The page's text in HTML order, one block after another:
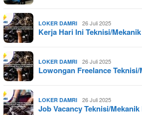
LOKER DAMRI 26 Juli 2025
Kerja Hari Ini Teknisi/
LOKER DAMRI 26 Juli 2025
Lowongan Freelance
LOKER DAMRI 26 Juli 2025
Job Vacancy Teknisi/